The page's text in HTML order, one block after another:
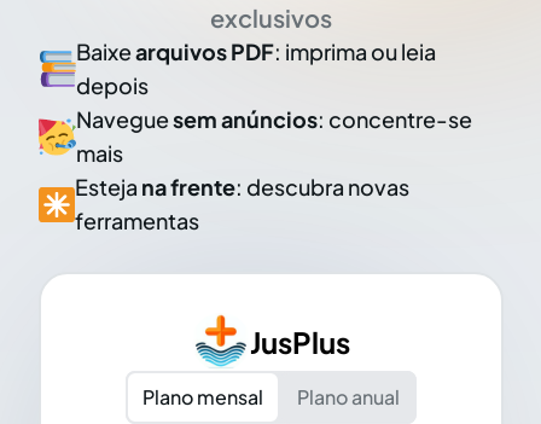
exclusivos
Baixearquivos PDF: imprima ou leia
depois
Naveguesem anúncios: concentre-se
mais
Esteja na frente: descubra novas
ferramentas
JusPlus
Plano mensal
Plano anual